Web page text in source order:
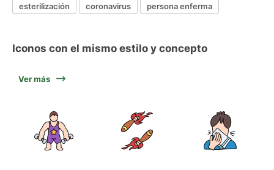
esterilización
coronavirus persona enferma
Iconos con el mismo estilo y concepto
Ver más